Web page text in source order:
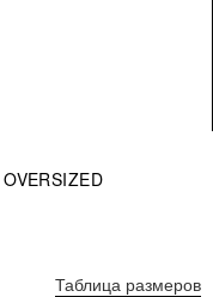
Таблица размеров